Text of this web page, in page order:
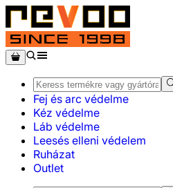
Fej és arc védelme
Kéz védelme
Láb védelme
Leesés elleni védelem
Ruházat
Outlet